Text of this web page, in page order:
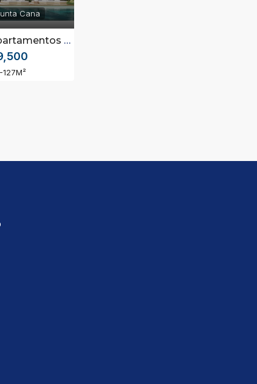
Cana
en Vista Cana, Punta Cana
127M²